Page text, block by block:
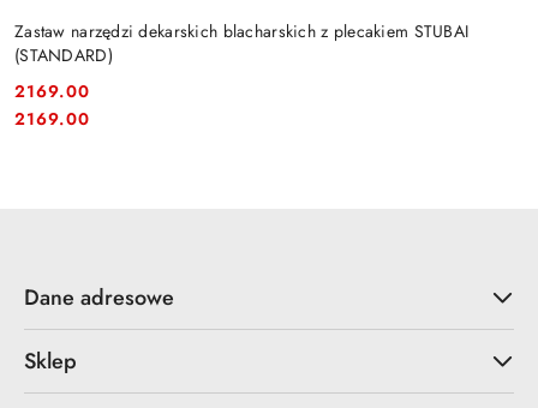
Zastaw narzędzi dekarskich blacharskich z plecakiem STUBAI
(STANDARD)
Cena:
2169.00
Cena:
2169.00
Dane adresowe
Sklep